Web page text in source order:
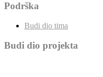
Podrška
Budi dio tima
Budi dio projekta